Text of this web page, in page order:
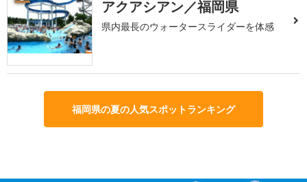
アクアシアン／福岡県
県内最長のウォータースライダーを体感
福岡県の夏の人気スポットランキング